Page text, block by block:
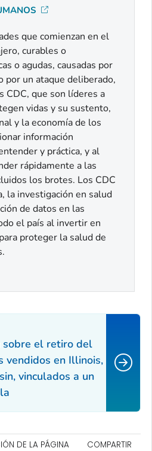
que comienzan en el
curables o
o agudas, causadas por
por un ataque deliberado,
CDC, que son líderes a
vidas y su sustento,
y la economía de los
información
y práctica, y al
rápidamente a las
los brotes. Los CDC
la investigación en salud
de datos en las
el país al invertir en
proteger la salud de
sobre el retiro del
vendidos en Illinois,
vinculados a un
DE LA PÁGINA COMPARTIR